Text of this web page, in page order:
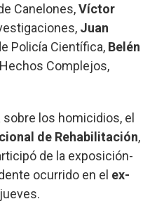
Canelones,Víctor
Juan
Policía Científica, Belén
Complejos,
los homicidios, el
de Rehabilitación,
de la exposición-
ocurrido en el ex-